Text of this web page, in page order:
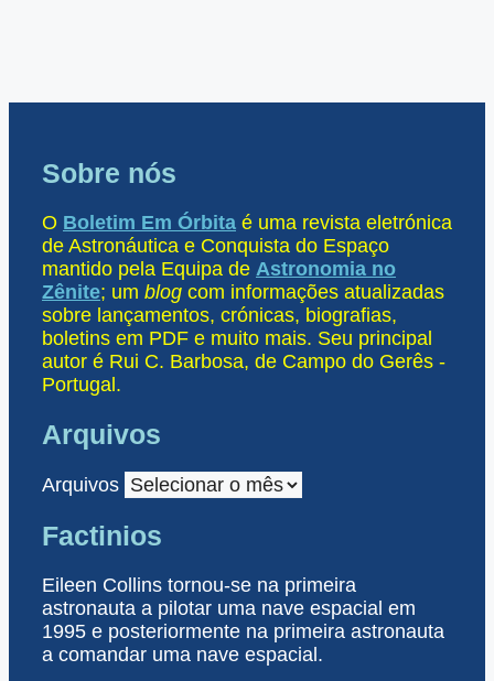
Sobre nós
O Boletim Em Órbita é uma revista eletrónica
de Astronáutica e Conquista do Espaço
mantido pela Equipa de Astronomia no
Zênite; um blog com informações atualizadas
sobre lançamentos, crónicas, biografias,
boletins em PDF e muito mais. Seu principal
autor é Rui C. Barbosa, de Campo do Gerês -
Portugal.
Arquivos
Arquivos
Factinios
Eileen Collins tornou-se na primeira
astronauta a pilotar uma nave espacial em
1995 e posteriormente na primeira astronauta
a comandar uma nave espacial.